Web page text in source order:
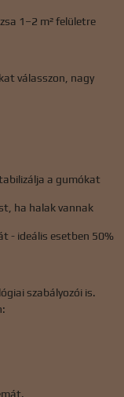
1–2 m² felületre
válasszon, nagy
a gumókat
ha halak vannak
- ideális esetben 50%
szabályozói is.